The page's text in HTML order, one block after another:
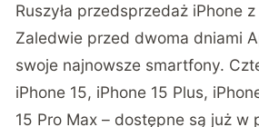
Ruszyła przedsprzedaż iPhone
Zaledwie przed dwoma dniami
swoje najnowsze smartfony.
iPhone 15, iPhone 15 Plus,
15 Pro Max – dostępne są już w